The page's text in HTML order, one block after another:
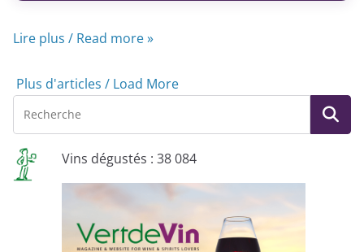
Lire plus / Read more »
Plus d'articles / Load More
Vins dégustés : 38 084